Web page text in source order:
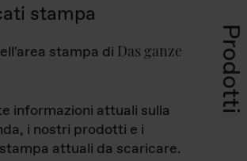
Prodotti
stampa
stampa di Das ganze
informazioni attuali sulla
i nostri prodotti e i
attuali da scaricare.